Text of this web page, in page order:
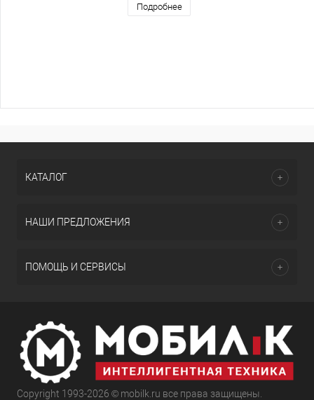
Подробнее
КАТАЛОГ
НАШИ ПРЕДЛОЖЕНИЯ
ПОМОЩЬ И СЕРВИСЫ
Copyright 1993-2026 © mobilk.ru все права защищены.